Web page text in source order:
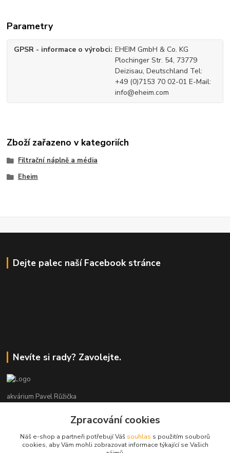
Parametry
GPSR - informace o výrobci EHEIM GmbH & Co. KG
Plochinger Str. 54, 73779
Deizisau, Deutschland Tel:
+49 (0)7153 70 02-01 E-Mail:
info@eheim.com
Zboží zařazeno v kategoriích
Filtrační náplně a média
Eheim
Dejte palec naší Facebook stránce
Nevíte si rady? Zavolejte.
akvárium Pavel Růžička
+420 602 118 290
9:00 až 16:00 v pracovní dny
Zpracování cookies
Náš e-shop a partneři potřebují Váš souhlas s použitím souborů
cookies, aby Vám mohli zobrazovat informace týkající se Vašich